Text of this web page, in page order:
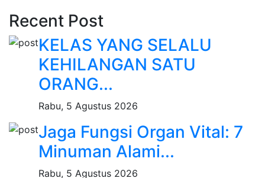
Recent Post
KELAS YANG SELALU
KEHILANGAN SATU
ORANG...
Rabu, 5 Agustus 2026
Jaga Fungsi Organ Vital: 7
Minuman Alami...
Rabu, 5 Agustus 2026